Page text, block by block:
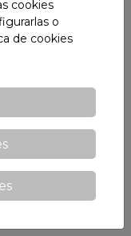
el siguente
lo antes
cookies
o
de cookies